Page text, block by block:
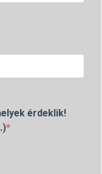
érdeklik!